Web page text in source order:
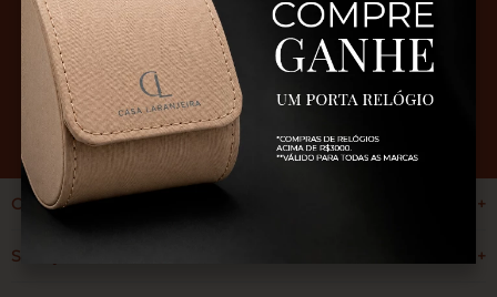
CADASTRAR
Cl joias +
Serviços +